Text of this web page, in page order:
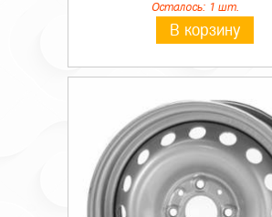
Осталось: 1 шт.
В корзину